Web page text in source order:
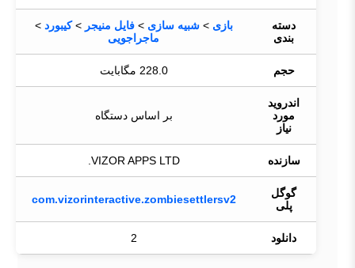
دسته
بندی
بازی >شبیه سازی >فایل منیجر >کیبورد >
ماجراجویی
حجم 228.0 مگابایت
اندروید
مورد
نیاز
بر اساس دستگاه
سازنده VIZOR APPS LTD.
گوگل
پلی
com.vizorinteractive.zombiesettlersv2
دانلود 2